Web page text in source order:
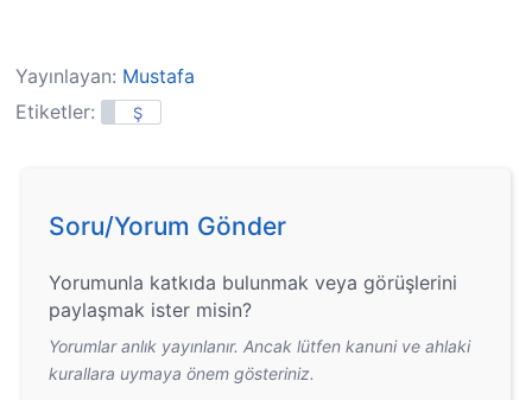
Yayınlayan: Mustafa
Etiketler:
Ş
Soru/Yorum Gönder
Yorumunla katkıda bulunmak veya görüşlerini
paylaşmak ister misin?
Yorumlar anlık yayınlanır. Ancak lütfen kanuni ve ahlaki
kurallara uymaya önem gösteriniz.